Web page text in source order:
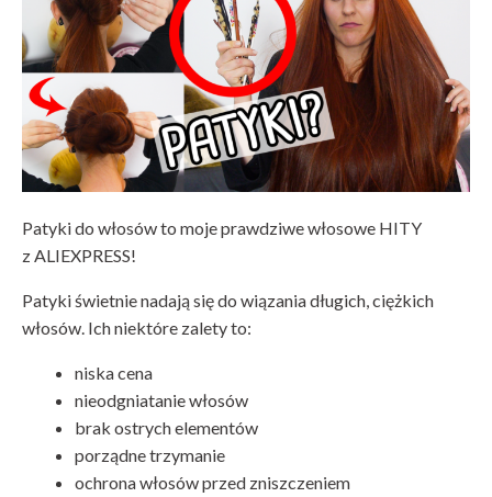
Patyki do włosów to moje prawdziwe włosowe HITY
z ALIEXPRESS!
Patyki świetnie nadają się do wiązania długich, ciężkich
włosów. Ich niektóre zalety to:
niska cena
nieodgniatanie włosów
brak ostrych elementów
porządne trzymanie
ochrona włosów przed zniszczeniem